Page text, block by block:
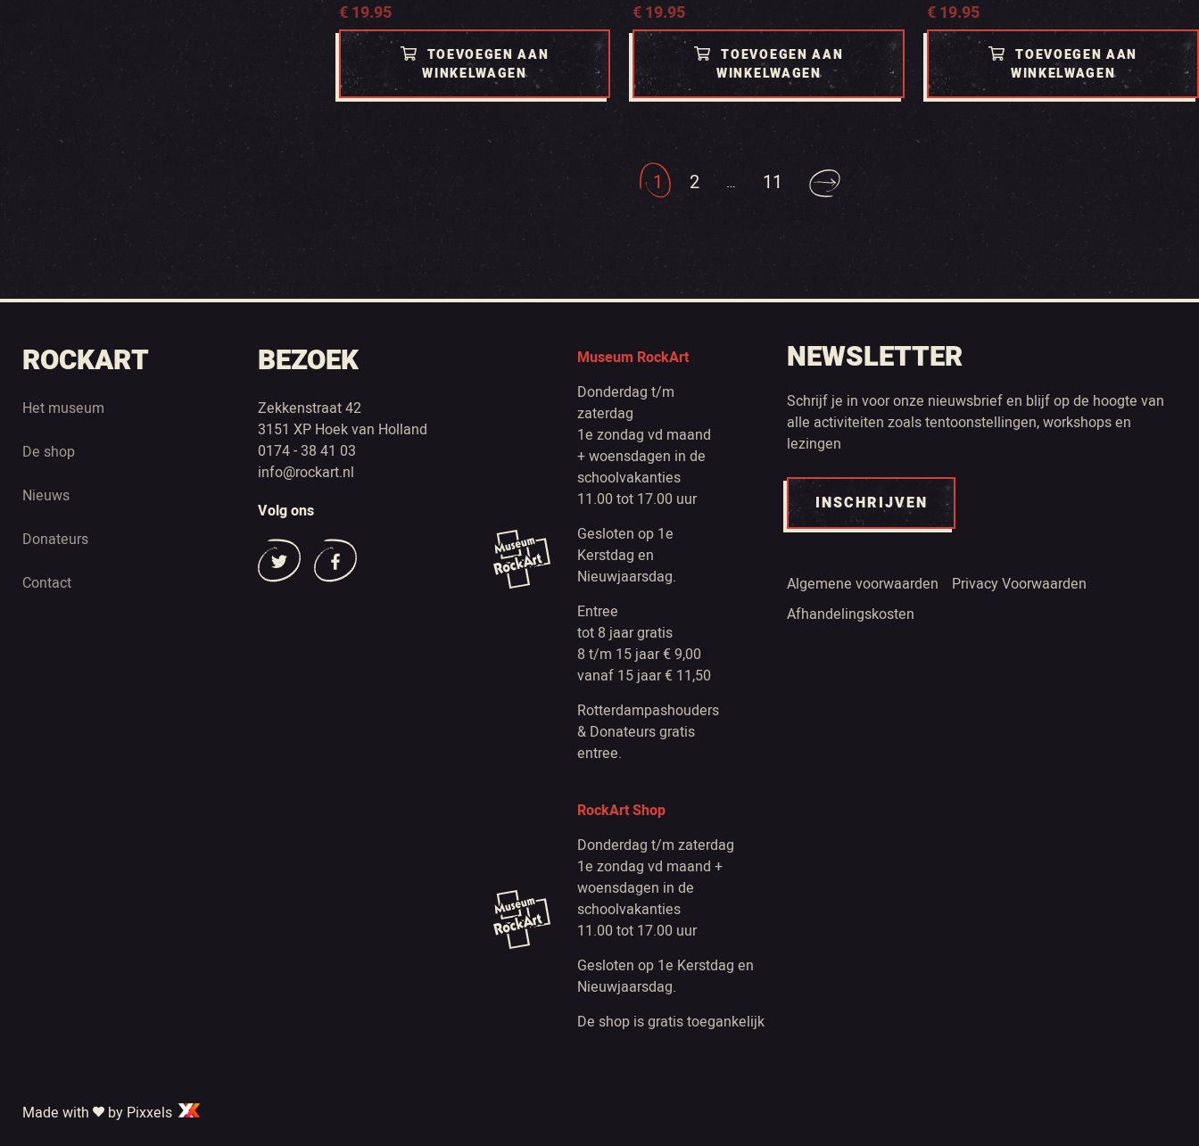
€19.95
TOEVOEGEN AAN
WINKELWAGEN
€19.95
TOEVOEGEN AAN
WINKELWAGEN
€19.95
TOEVOEGEN AAN
WINKELWAGEN
1 2 … 11
ROCKART
Het museum
De shop
Nieuws
Donateurs
Contact
BEZOEK
Zekkenstraat 42
3151 XP Hoek van Holland
0174 - 38 41 03
info@rockart.nl
Volg ons
Museum RockArt
Donderdag t/m
zaterdag
1e zondag vd maand
+ woensdagen in de
schoolvakanties
11.00 tot 17.00 uur
Gesloten op 1e
Kerstdag en
Nieuwjaarsdag.
Entree
tot 8 jaar gratis
8 t/m 15 jaar € 9,00
vanaf 15 jaar € 11,50
Rotterdampashouders
& Donateurs gratis
entree.
RockArt Shop
Donderdag t/m zaterdag
1e zondag vd maand +
woensdagen in de
schoolvakanties
11.00 tot 17.00 uur
Gesloten op 1e Kerstdag en
Nieuwjaarsdag.
De shop is gratis toegankelijk
NEWSLETTER
Schrijf je in voor onze nieuwsbrief en blijf op de hoogte van
alle activiteiten zoals tentoonstellingen, workshops en
lezingen
INSCHRIJVEN
Algemene voorwaarden
Privacy Voorwaarden
Afhandelingskosten
Made with by Pixxels